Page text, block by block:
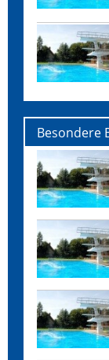
Besondere